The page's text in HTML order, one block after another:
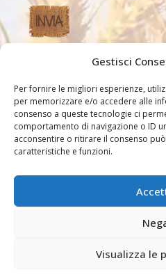
Gestisci
Per fornire le migliori esperienze,
per memorizzare e/o accedere alle
consenso a queste tecnologie ci
comportamento di navigazione o ID
acconsentire o ritirare il consenso
caratteristiche e funzioni.
Visualizza le
Altri
Altri
©2026 Missionarie